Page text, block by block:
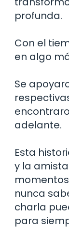
profunda.
Con el
en algo
Se
adelante.
Esta
y la
nunca
charla
para